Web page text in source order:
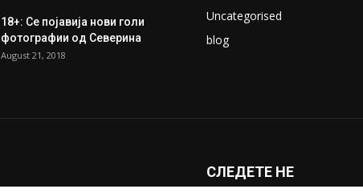
18+: Се појавија нови голи
фотографии од Северина
August 21, 2018
Uncategorised
blog
СЛЕДЕТЕ НЕ